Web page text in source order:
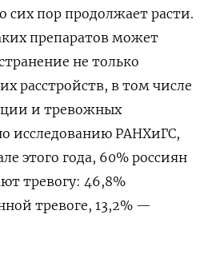
сих пор продолжает расти.
препаратов может
не только
расстройств, в том числе
и тревожных
исследованию РАНХиГС,
этого года, 60% россиян
тревогу: 46,8%
тревоге, 13,2% —